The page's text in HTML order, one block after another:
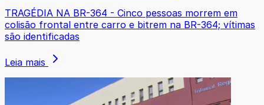
TRAGÉDIA NA BR-364 - Cinco pessoas morrem em
colisão frontal entre carro e bitrem na BR-364; vítimas
são identificadas
Leia mais